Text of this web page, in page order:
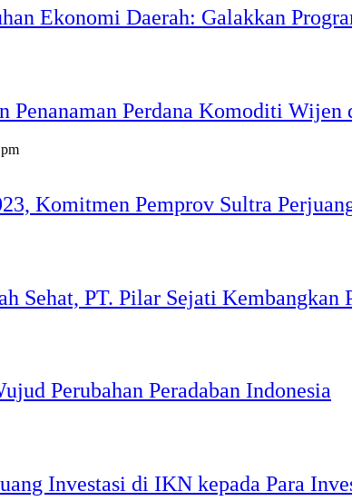
Ekonomi Daerah: Galakkan
Penanaman Perdana Komoditi Wijen
Komitmen Pemprov Sultra
Sehat, PT. Pilar Sejati Kembangkan
Perubahan Peradaban Indonesia
Investasi di IKN kepada Para